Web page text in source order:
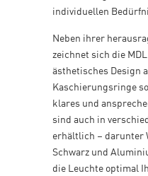
individuellen
Neben ihrer
zeichnet sich die
ästhetisches Design
Kaschierungsringe
klares und
sind auch in
erhältlich – darunter
Schwarz und
die Leuchte optimal